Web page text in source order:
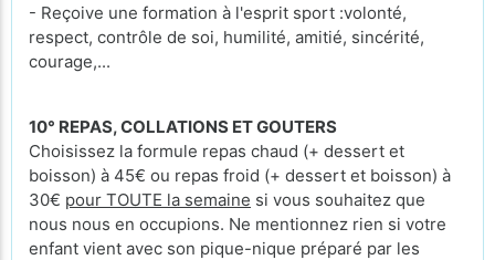
- Reçoive une formation à l'esprit sport :volonté,
respect, contrôle de soi, humilité, amitié, sincérité,
courage,...
10° REPAS, COLLATIONS ET GOUTERS
Choisissez la formule repas chaud (+ dessert et
boisson) à 45€ ou repas froid (+ dessert et boisson) à
30€ pour TOUTE la semaine si vous souhaitez que
nous nous en occupions. Ne mentionnez rien si votre
enfant vient avec son pique-nique préparé par les